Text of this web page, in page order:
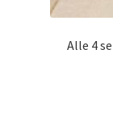
Alle 4